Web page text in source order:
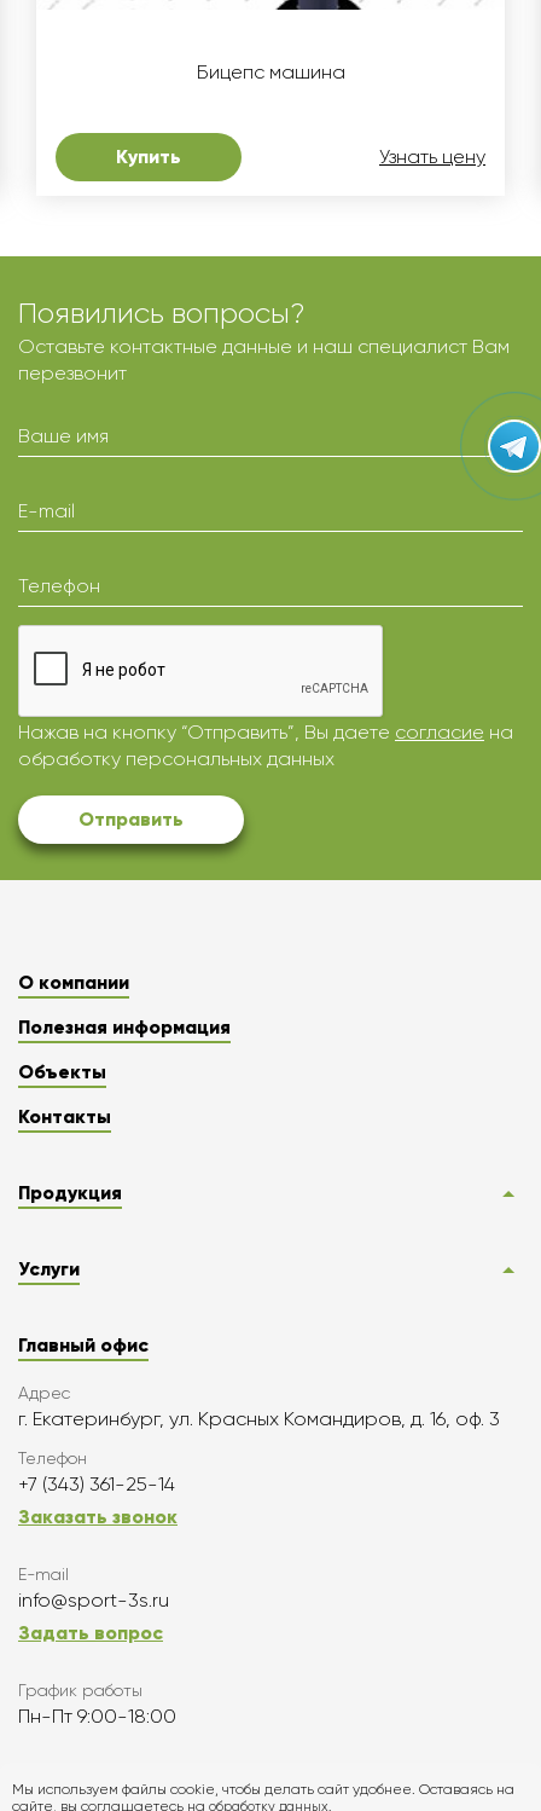
Бицепс машина
Купить Узнать цену
Появились вопросы?
Оставьте контактные данные и наш специалист Вам
перезвонит
Ваше имя
E-mail
Телефон
Нажав на кнопку “Отправить”, Вы даете согласие на
обработку персональных данных
Отправить
О компании
Полезная информация
Объекты
Контакты
Продукция
Услуги
Главный офис
Адрес
г. Екатеринбург, ул. Красных Командиров, д. 16, оф. 3
Телефон
+7 (343) 361-25-14
Заказать звонок
E-mail
info@sport-3s.ru
Задать вопрос
График работы
Пн-Пт 9:00-18:00
Подписаться
Мы используем файлы cookie, чтобы делать сайт удобнее. Оставаясь на
сайте, вы соглашаетесь на обработку данных.